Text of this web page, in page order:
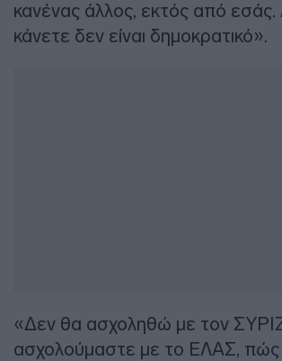
κανένας άλλος, εκτός από
κάνετε δεν είναι δημοκρατικό».
«Δεν θα ασχοληθώ με τον
ασχολούμαστε με το ΕΛΑΣ, πώς